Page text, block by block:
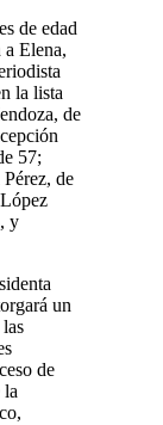
de edad
Elena,
la lista
de
57;
de
y
un
de
la